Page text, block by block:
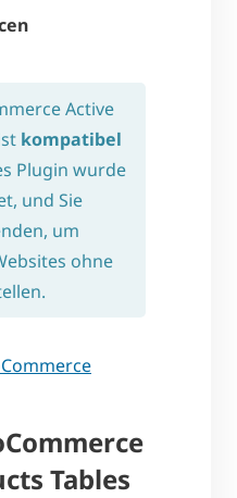
Active
kompatibel
Plugin wurde
und Sie
um
ohne
Tables